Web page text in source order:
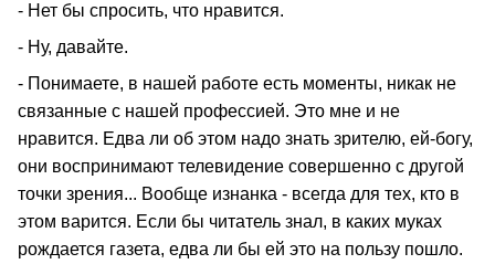
- Нет бы спросить, что нравится.
- Ну, давайте.
- Понимаете, в нашей работе есть моменты, никак не
связанные с нашей профессией. Это мне и не
нравится. Едва ли об этом надо знать зрителю, ей-богу,
они воспринимают телевидение совершенно с другой
точки зрения... Вообще изнанка - всегда для тех, кто в
этом варится. Если бы читатель знал, в каких муках
рождается газета, едва ли бы ей это на пользу пошло.